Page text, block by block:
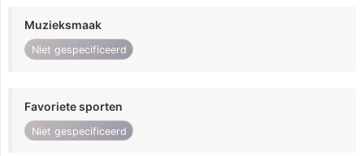
Muzieksmaak
Niet gespecificeerd
Favoriete sporten
Niet gespecificeerd